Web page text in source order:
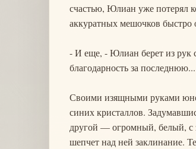
счастью, Юлиан уже потерял
аккуратных мешочков быстро
- И еще, - Юлиан берет из рук
благодарность за
Своими изящными руками
синих кристаллов.
другой — огромный, белый, с
шепчет над ней заклинание.